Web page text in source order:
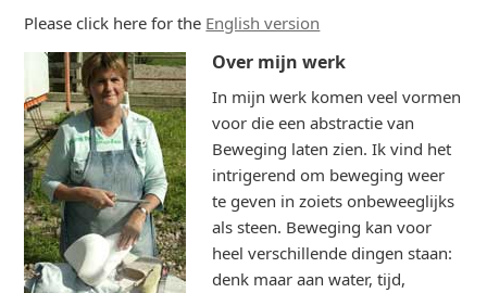
Please click here for the English version
Over mijn werk
In mijn werk komen veel vormen
voor die een abstractie van
Beweging laten zien. Ik vind het
intrigerend om beweging weer
te geven in zoiets onbeweeglijks
als steen. Beweging kan voor
heel verschillende dingen staan:
denk maar aan water, tijd,